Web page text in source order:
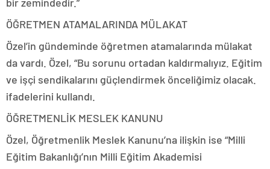
ÖĞRETMEN ATAMALARINDA MÜLAKAT
Özel’in gündeminde öğretmen atamalarında mülakat
da vardı. Özel, “Bu sorunu ortadan kaldırmalıyız. Eğitim
ve işçi sendikalarını güçlendirmek önceliğimiz olacak.
ifadelerini kullandı.
ÖĞRETMENLİK MESLEK KANUNU
Özel, Öğretmenlik Meslek Kanunu’na ilişkin ise “Milli
Eğitim Bakanlığı’nın Milli Eğitim Akademisi